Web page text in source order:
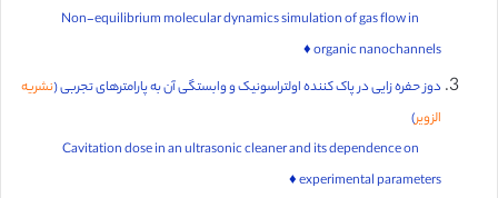
Non-equilibrium molecular dynamics simulation of gas flow in
organic nanochannels ♦️
دوز حفره زایی در پاک کننده اولتراسونیک و وابستگی آن به پارامترهای تجربی(نشریه
الزویر)
Cavitation dose in an ultrasonic cleaner and its dependence on
experimental parameters ♦️